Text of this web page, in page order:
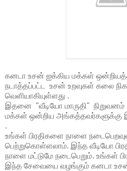
கனடா உசன் ஐக்கிய மக்கள்
நடாத்தப்பட்ட உசன் உறவுகள் கலை
வெளியாகியுள்ளது .
இதனை "வீடியோ மாருதி"
மக்கள் ஒன்றிய
.
உங்கள் பிரதிகளை நாளை
பெற்றுகொள்ளலாம். இந்த வீடியோ
நாளை மட்டுமே நடைபெறும். உங்கள்
இந்த சேவையை வழங்கும் கனடா உசன்